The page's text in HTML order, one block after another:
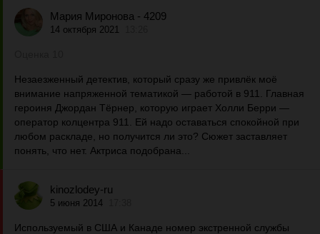
Мария Миронова - 4209
14 октября 2021
Незаезженный детектив, который сразу же привлёк моё
внимание напряженной тематикой — работой в 911. Главная
героиня Джордан Тёрнер, которую играет Холли Берри —
оператор колцентра 911. Ей надо оставаться спокойной при
любом раскладе, но получится ли это? Сюжет заставляет
понять, что нет. Актриса подобрана...
kinozlodey-ru
5 июня 2014
Используемый в США и Канаде номер экстренной службы